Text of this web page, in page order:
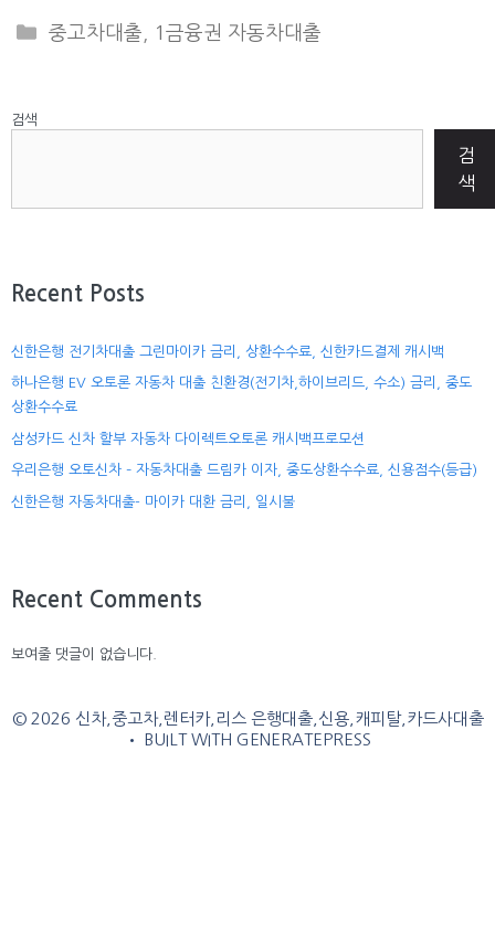
CATEGORIES
중고차대출 1금융권 자동차대출
검색
검
색
Recent Posts
신한은행 전기차대출 그린마이카 금리, 상환수수료, 신한카드결제 캐시백
하나은행 EV 오토론 자동차 대출 친환경(전기차,하이브리드, 수소) 금리, 중도
상환수수료
삼성카드 신차 할부 자동차 다이렉트오토론 캐시백프로모션
우리은행 오토신차 – 자동차대출 드림카 이자, 중도상환수수료, 신용점수(등급)
신한은행 자동차대출- 마이카 대환 금리, 일시불
Recent Comments
보여줄 댓글이 없습니다.
© 2026 신차,중고차,렌터카,리스 은행대출,신용,캐피탈,카드사대출
• BUILT WITH GENERATEPRESS